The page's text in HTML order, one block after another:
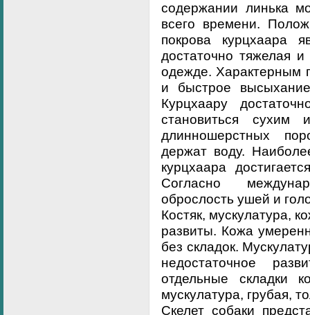
содержании линька
всего времени.
покрова курцхаара
достаточно тяжелая
одежде. Характерным
и быстрое
Курцхаару
становиться
длинношерстных
держат воду.
курцхаара
Согласно
оброслость ушей и
Костяк, мускулатура,
развиты. Кожа
без складок.
недостаточное
отдельные складки
мускулатура, грубая,
Скелет собаки